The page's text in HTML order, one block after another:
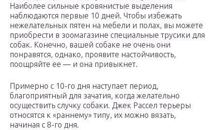
Наиболее сильные кровянистые выделения
наблюдаются первые 10 дней. Чтобы избежать
нежелательных пятен на мебели и полах, вы можете
приобрести в зоомагазине специальные трусики для
собак. Конечно, вашей собаке не очень они
понравятся, однако, проявите настойчивость,
поощряйте ее — и она привыкнет.
Примерно с 10-го дня наступает период,
благоприятный для зачатия, когда желательно
осуществить случку собаки. Джек Рассел терьеры
относятся к «раннему» типу, их можно вязать,
начиная с 8-го дня.